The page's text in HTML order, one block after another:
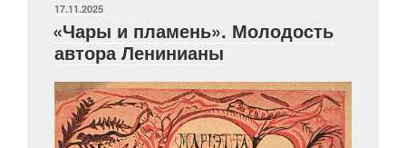
ОПУБЛИКОВАНО
17.11.2025
«Чары и пламень». Молодость
автора Ленинианы